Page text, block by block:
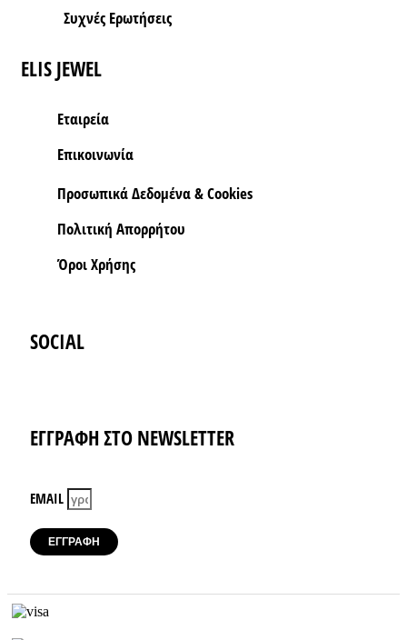
Συχνές Ερωτήσεις
ELIS JEWEL
Εταιρεία
Επικοινωνία
Προσωπικά Δεδομένα & Cookies
Πολιτική Απορρήτου
Όροι Xρήσης
SOCIAL
ΕΓΓΡΑΦΗ ΣΤΟ NEWSLETTER
EMAIL
ΕΓΓΡΑΦΗ